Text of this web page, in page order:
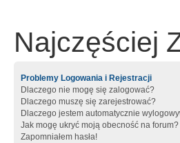
Najczęściej
Problemy Logowania i Rejestracji
Dlaczego nie mogę się zalogować?
Dlaczego muszę się zarejestrować?
Dlaczego jestem automatycznie
Jak mogę ukryć moją obecność na forum?
Zapomniałem hasła!